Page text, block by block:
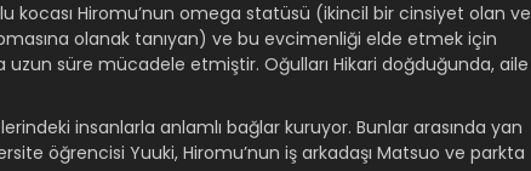
kocası Hiromu’nun omega statüsü (ikincil bir cinsiyet olan ve
olanak tanıyan) ve bu evcimenliği elde etmek için
uzun süre mücadele etmiştir. Oğulları Hikari doğduğunda, aile
insanlarla anlamlı bağlar kuruyor. Bunlar arasında yan
öğrencisi Yuuki, Hiromu’nun iş arkadaşı Matsuo ve parkta